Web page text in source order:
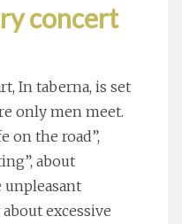
concert
In taberna, is set
only men meet.
on the road”,
about
unpleasant
excessive